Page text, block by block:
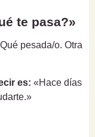
te pasa?»
pesada/o. Otra
es: «Hace días